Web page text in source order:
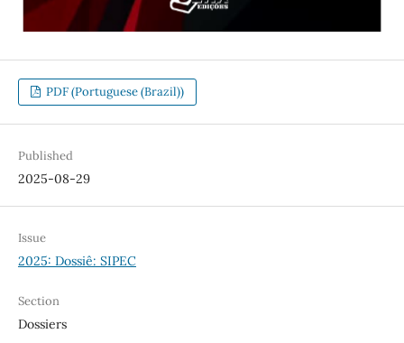
PDF (Portuguese (Brazil))
Published
2025-08-29
Issue
2025: Dossiê: SIPEC
Section
Dossiers